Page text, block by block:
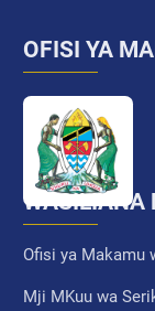
OFISI YA
WASILIANA
Ofisi ya Makamu
Mji MKuu wa